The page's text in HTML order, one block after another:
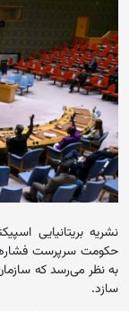
نشریه بریتانیایی
حکومت سرپرست فشارها
به نظر می‌رسد که
سازد.